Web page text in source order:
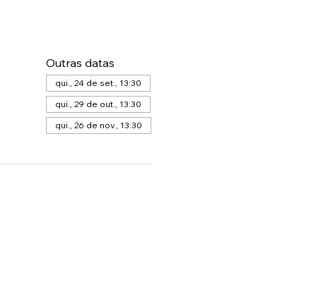
Outras datas
qui., 24 de set., 13:30
qui., 29 de out., 13:30
qui., 26 de nov., 13:30